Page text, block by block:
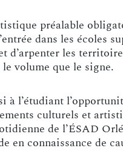
préalable
dans les écoles
d’arpenter les
volume que le signe.
l’étudiant
culturels et
de l’ÉSAD
en connaissance de